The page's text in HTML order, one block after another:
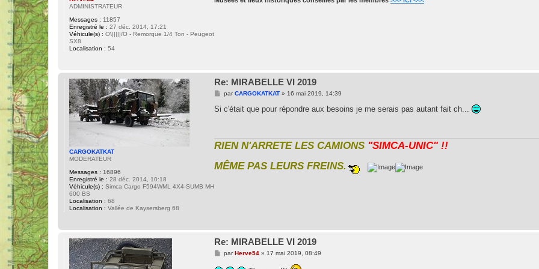
ADMINISTRATEUR
Messages : 11857
Enregistré le : 27 déc. 2014, 17:21
Véhicule(s) : O\|||||/O - Remorque 1/4 Ton - Peugeot
SX8
Localisation : 54
CARGOKATKAT
MODERATEUR
Messages : 16896
Enregistré le : 28 déc. 2014, 10:18
Véhicule(s) : Simca Cargo F594WML 4X4-SUMB MH
600 BS
Localisation : 68
Localisation : Vallée de Kaysersberg 68
Re: MIRABELLE VI 2019
MparCARGOKATKAT» 16 mai 2019, 14:39
Si c'était que pour répondre aux besoins je me serais pas autant fait ch...
RIEN N'ARRETE LES CAMIONS "SIMCA-UNIC" !!
MÊME PAS LEURS FREINS.
Re: MIRABELLE VI 2019
M
s
parHerve54» 17 mai 2019, 08:49